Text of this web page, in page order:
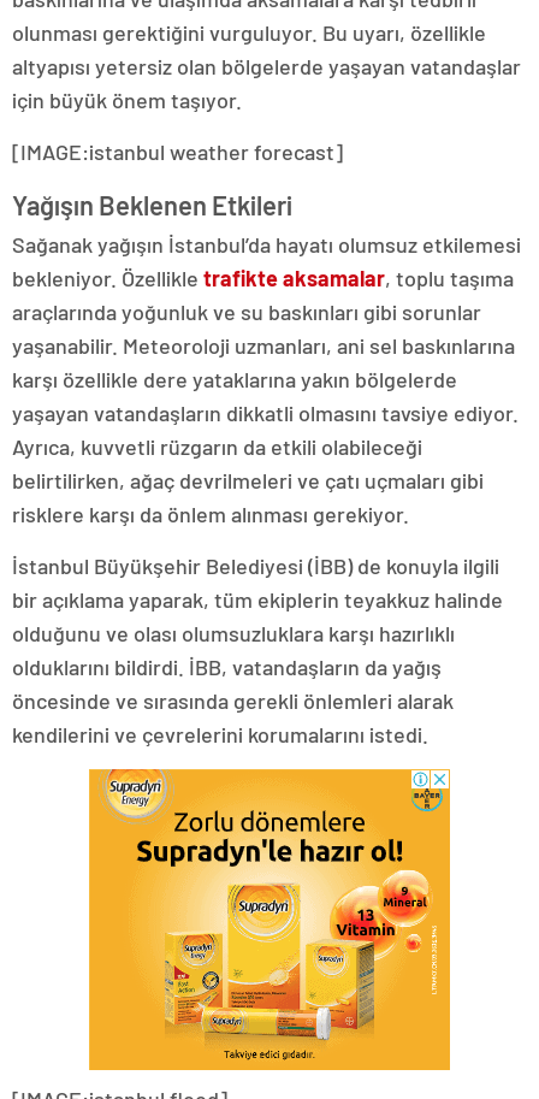
olunması gerektiğini vurguluyor. Bu uyarı, özellikle
altyapısı yetersiz olan bölgelerde yaşayan vatandaşlar
için büyük önem taşıyor.
[IMAGE:istanbul weather forecast]
Yağışın Beklenen Etkileri
Sağanak yağışın İstanbul’da hayatı olumsuz etkilemesi
bekleniyor. Özellikle trafikte aksamalar, toplu taşıma
araçlarında yoğunluk ve su baskınları gibi sorunlar
yaşanabilir. Meteoroloji uzmanları, ani sel baskınlarına
karşı özellikle dere yataklarına yakın bölgelerde
yaşayan vatandaşların dikkatli olmasını tavsiye ediyor.
Ayrıca, kuvvetli rüzgarın da etkili olabileceği
belirtilirken, ağaç devrilmeleri ve çatı uçmaları gibi
risklere karşı da önlem alınması gerekiyor.
İstanbul Büyükşehir Belediyesi (İBB) de konuyla ilgili
bir açıklama yaparak, tüm ekiplerin teyakkuz halinde
olduğunu ve olası olumsuzluklara karşı hazırlıklı
olduklarını bildirdi. İBB, vatandaşların da yağış
öncesinde ve sırasında gerekli önlemleri alarak
kendilerini ve çevrelerini korumalarını istedi.